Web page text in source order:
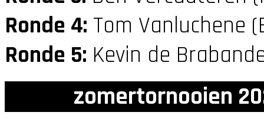
Ronde 4: Tom Vanluchene
Ronde 5: Kevin de
zomertornooien